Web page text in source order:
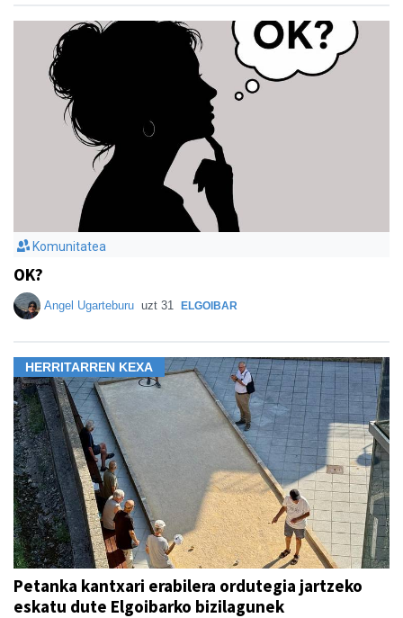
Komunitatea
OK?
Angel Ugarteburu uzt 31 ELGOIBAR
HERRITARREN KEXA
Petanka kantxari erabilera ordutegia jartzeko
eskatu dute Elgoibarko bizilagunek